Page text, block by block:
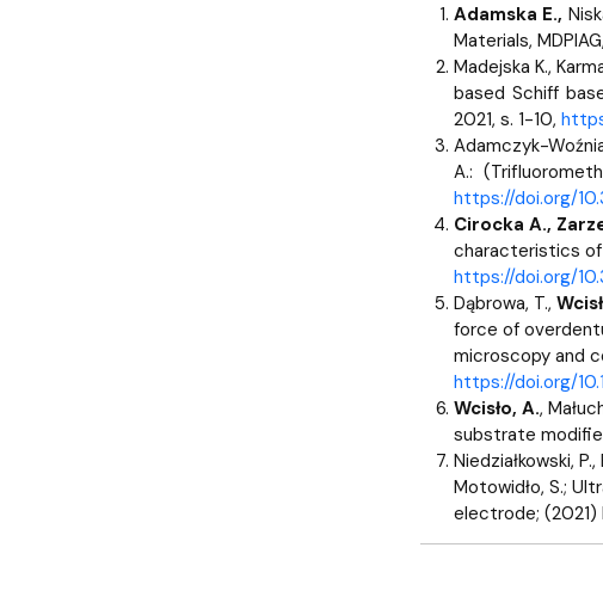
Adamska E.,
Materials,
Madejska K.,
based Schiff
2021, s. 1-10,
Adamczyk-
A.:
https://doi.org/
Cirocka A.,
characteristics of
https://doi.org/
Dąbrowa, T.,
force of
microscopy and
https://doi.org/
Wcisło, A.,
substrate
Niedziałkowski, P.,
Motowidło, S.;
electrode; (2021)